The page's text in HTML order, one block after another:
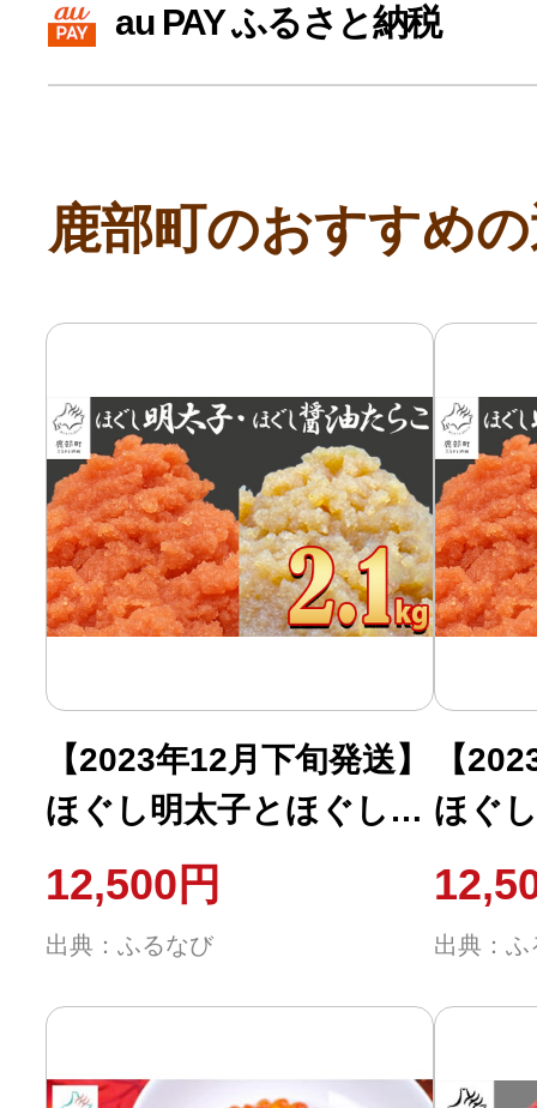
寄付上限額シミュレーション
副業・パラレルワーカー
個人事業主・フリーラン
個人事業・フリーランス
ふるさと納税の基礎知識
自治体直営サイト特集
はじめるバイブルとは
よくあるご質問
問い合わせ
au PAY ふるさと納税
鹿部町のおすすめ
【2023年12月下旬発送】
ほぐし明太子とほぐし醤
油たらこのセット
2.1kg（300g×7p）たら
こ タラコ 個包装
12,500円
出典：ふるなび
【
ほぐ
油た
2.1kg
こ タ
出典：ふ